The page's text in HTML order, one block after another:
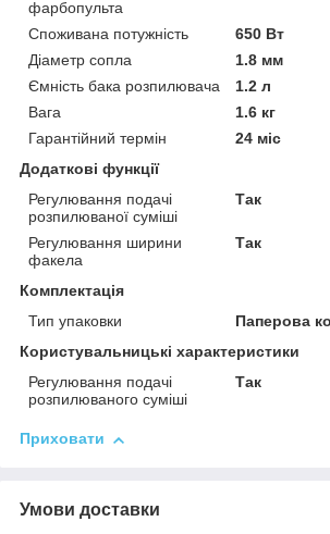
фарбопульта
Споживана потужність
650 Вт
Діаметр сопла
1.8 мм
Ємність бака розпилювача
1.2 л
Вага
1.6 кг
Гарантійний термін
24 міс
Додаткові функції
Регулювання подачі
розпилюваної суміші
Так
Регулювання ширини
факела
Так
Комплектація
Тип упаковки
Паперова
Користувальницькі характеристики
Регулювання подачі
розпилюваного суміші
Так
Приховати
Умови доставки